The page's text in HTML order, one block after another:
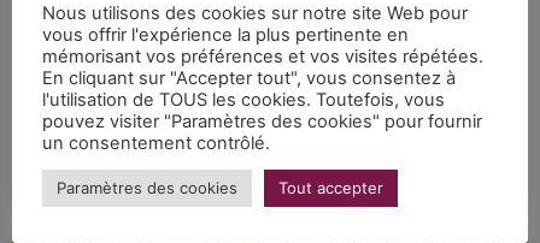
6.70€
Confiture artisanale Extra
de mirabelles de Lorraine
6.70€
Confiture artisanale Extra
Madagascar
Nous utilisons des cookies sur notre site Web pour
vous offrir l'expérience la plus pertinente en
mémorisant vos préférences et vos visites répétées.
En cliquant sur "Accepter tout", vous consentez à
l'utilisation de TOUS les cookies. Toutefois, vous
pouvez visiter "Paramètres des cookies" pour fournir
un consentement contrôlé.
Paramètres des cookies Tout accepter